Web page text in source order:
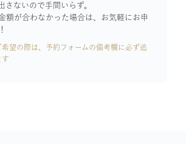
さないので手間いらず。
額が合わなかった場合は、お気軽にお申
望の際は、予約フォームの備考欄に必ず追
す